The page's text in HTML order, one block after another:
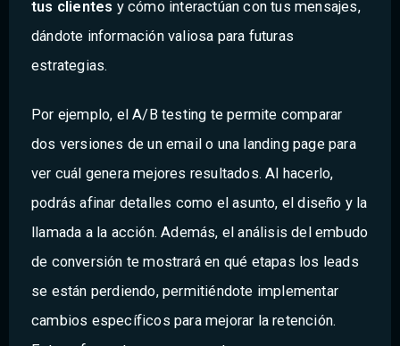
tus clientes y cómo interactúan con tus mensajes,
dándote información valiosa para futuras
estrategias.
Por ejemplo, el A/B testing te permite comparar
dos versiones de un email o una landing page para
ver cuál genera mejores resultados. Al hacerlo,
podrás afinar detalles como el asunto, el diseño y la
llamada a la acción. Además, el análisis del embudo
de conversión te mostrará en qué etapas los leads
se están perdiendo, permitiéndote implementar
cambios específicos para mejorar la retención.